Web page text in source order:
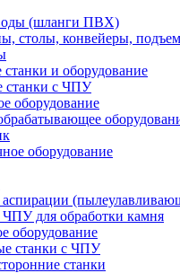
(шланги ПВХ)
столы, конвейеры,
станки и оборудование
станки с ЧПУ
оборудование
оборудование
для обработки камня
оборудование
станки с ЧПУ
станки